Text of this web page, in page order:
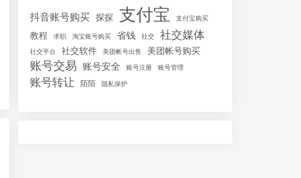
抖音账号购买 探探 支付宝 支付宝购买
教程 求职 淘宝账号购买 省钱 社交 社交媒体
社交平台 社交软件 美团帐号出售 美团帐号购买
账号交易 账号安全 账号注册 账号管理
账号转让 陌陌 隐私保护